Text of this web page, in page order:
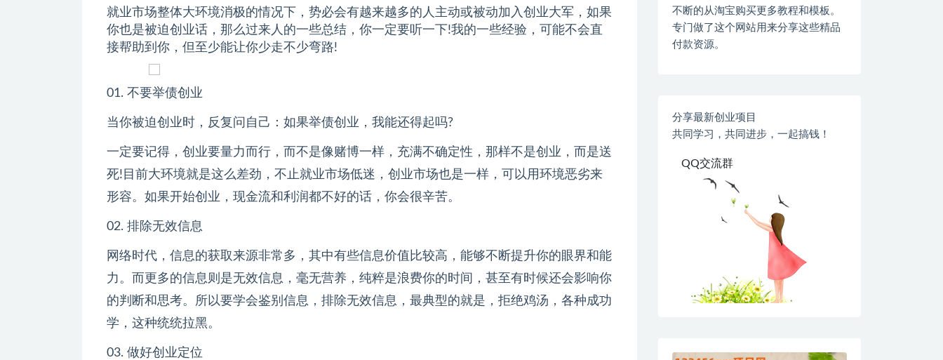
就业市场整体大环境消极的情况下，势必会有越来越多的人主动或被动加入创业大军，如果
你也是被迫创业话，那么过来人的一些总结，你一定要听一下!我的一些经验，可能不会直
接帮助到你，但至少能让你少走不少弯路!
01. 不要举债创业
当你被迫创业时，反复问自己：如果举债创业，我能还得起吗?
一定要记得，创业要量力而行，而不是像赌博一样，充满不确定性，那样不是创业，而是送
死!目前大环境就是这么差劲，不止就业市场低迷，创业市场也是一样，可以用环境恶劣来
形容。如果开始创业，现金流和利润都不好的话，你会很辛苦。
02. 排除无效信息
网络时代，信息的获取来源非常多，其中有些信息价值比较高，能够不断提升你的眼界和能
力。而更多的信息则是无效信息，毫无营养，纯粹是浪费你的时间，甚至有时候还会影响你
的判断和思考。所以要学会鉴别信息，排除无效信息，最典型的就是，拒绝鸡汤，各种成功
学，这种统统拉黑。
03. 做好创业定位
不断的从淘宝购买更多教程和模板。
专门做了这个网站用来分享这些精品
付款资源。
分享最新创业项目
共同学习，共同进步，一起搞钱！
QQ交流群